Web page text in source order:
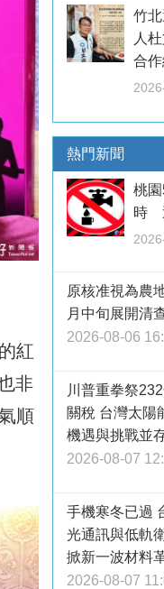
紅
非
順
竹
人
合
熱門新聞
桃
時
原核准視為農
月中旬展開清
2026-08-06
川普重拳祭
關稅 台灣太陽
機遇與挑戰並
2026-08-07
手機寒冬已過
光通訊與低軌
掀新一波材料
2026-08-07